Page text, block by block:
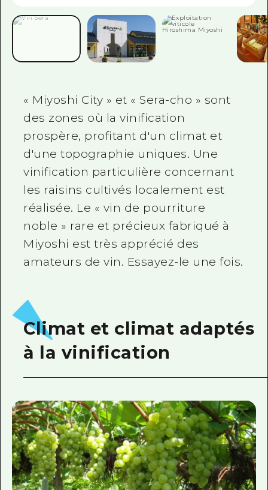
Guide bénévole
Vidéo d'Hiroshima
Informations sur le transport en
Brochure touristique
« Miyoshi City » et « Sera-cho » sont
des zones où la vinification
prospère, profitant d'un climat et
d'une topographie uniques. Une
vinification particulière concernant
les raisins cultivés localement est
réalisée. Le « vin de pourriture
noble » rare et précieux fabriqué à
Miyoshi est très apprécié des
amateurs de vin. Essayez-le une fois.
Climat et climat adaptés
à la vinification